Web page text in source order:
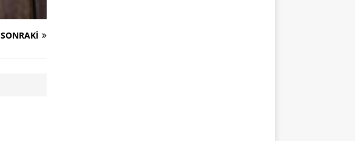
SONRAKI